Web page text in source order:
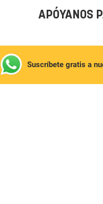
APÓYANOS
Suscríbete gratis a